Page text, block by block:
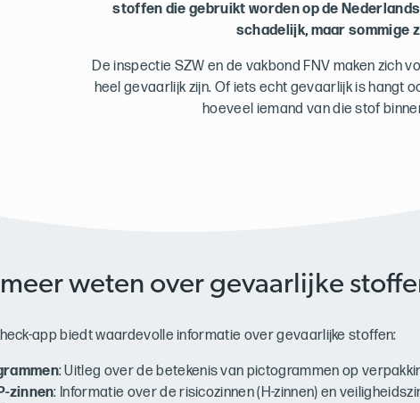
stoffen die gebruikt worden op de
schadelijk, maar sommige
De inspectie SZW en de vakbond FNV maken zich
heel gevaarlijk zijn. Of iets echt gevaarlijk is hangt
hoeveel iemand van die stof
weten over gevaarlijke
app biedt waardevolle informatie over gevaarlijke stoffen:
: Uitleg over de betekenis van pictogrammen op
zinnen: Informatie over de risicozinnen (H-zinnen) en